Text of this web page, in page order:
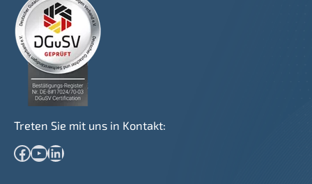
Treten Sie mit uns in Kontakt:
Facebook YouTube LinkedIn